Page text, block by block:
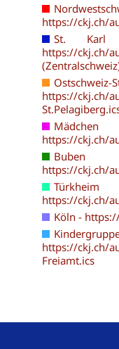
https://ckj.ch/
St. Karl
https://ckj.ch/
https://ckj.ch/
https://ckj.ch/
https://ckj.ch/
https://ckj.ch/
Köln -
https://ckj.ch/
Freiamt.ics